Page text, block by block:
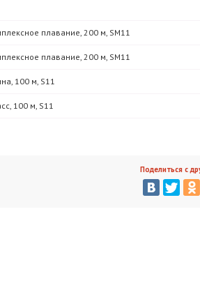
плавание, 200 м, SM11
плавание, 200 м, SM11
100 м, S11
100 м, S11
Поделиться с